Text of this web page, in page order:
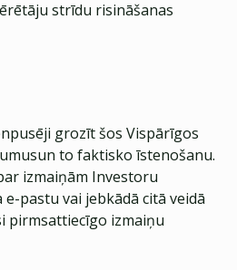
strīdu risināšanas
grozīt šos Vispārīgos
to faktisko īstenošanu.
izmaiņām Investoru
pastu vai jebkādā citā veidā
pirmsattiecīgo izmaiņu